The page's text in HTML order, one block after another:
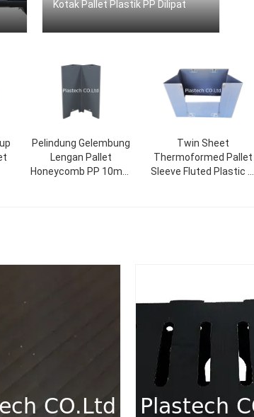
Kotak Pallet Plastik PP Dilipat
Pelindung Gelembung
Lengan Pallet
Honeycomb PP 10mm
Twin Sheet
Thermoformed Pallet
Sleeve Fluted Plastic W